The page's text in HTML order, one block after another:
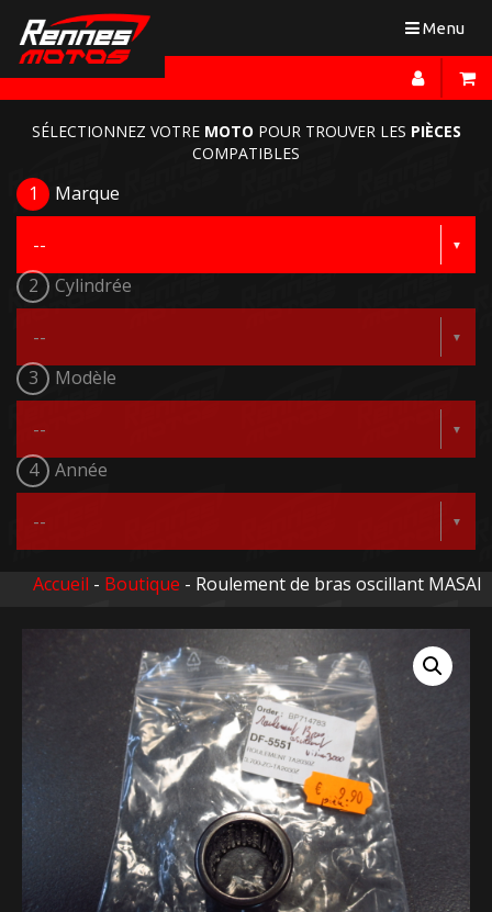
Toggle
Menu
SÉLECTIONNEZ VOTRE MOTO POUR TROUVER LES PIÈCES
COMPATIBLES
1 Marque
2 Cylindrée
3 Modèle
4 Année
Accueil - Boutique - Roulement de bras oscillant MASAI